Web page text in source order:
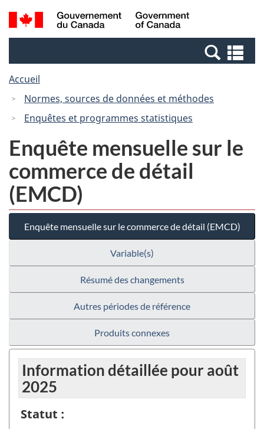
Passer
au
Passer
à
Canada
Recherche
et
et
Accueil
Normes, sources de données et méthodes
Enquêtes et programmes statistiques
Enquête mensuelle sur le
commerce de détail
(EMCD)
Enquête mensuelle sur le commerce de détail (EMCD)
Variable(s)
Résumé des changements
Autres périodes de référence
Produits connexes
Information détaillée pour août
2025
Statut :